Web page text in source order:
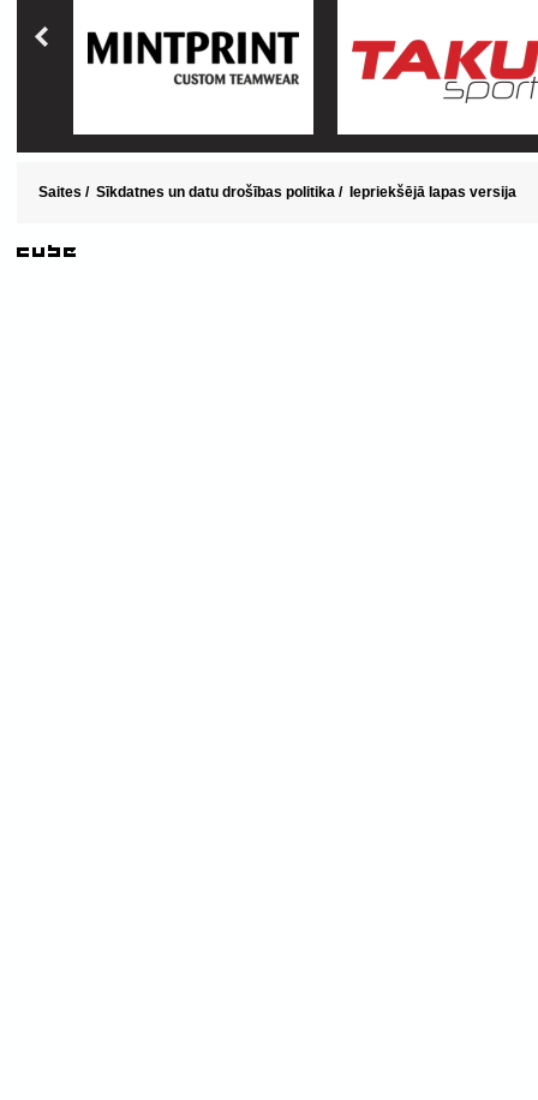
Saites / Sīkdatnes un datu drošības politika / Iepriekšējā lapas versija